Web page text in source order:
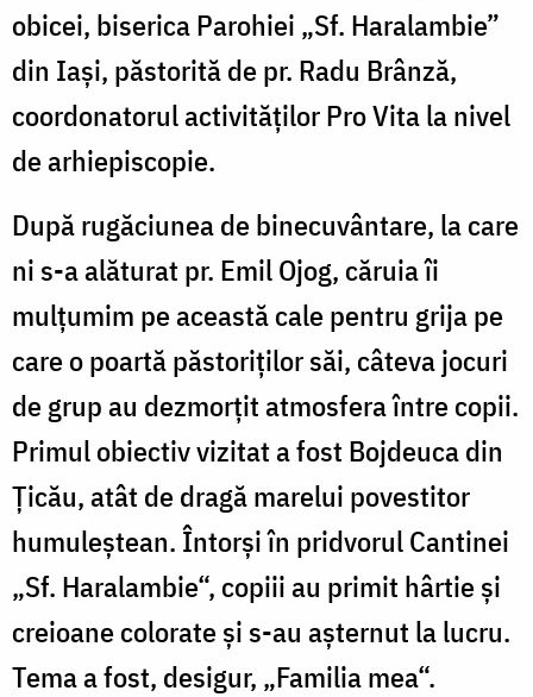
obicei, biserica Parohiei „Sf. Haralambie”
din Iaşi, păstorită de pr. Radu Brânză,
coordonatorul activităţilor Pro Vita la nivel
de arhiepiscopie.
După rugăciunea de binecuvântare, la care
ni s-a alăturat pr. Emil Ojog, căruia îi
mulţumim pe această cale pentru grija pe
care o poartă păstoriţilor săi, câteva jocuri
de grup au dezmorţit atmosfera între copii.
Primul obiectiv vizitat a fost Bojdeuca din
Ţicău, atât de dragă marelui povestitor
humuleştean. Întorşi în pridvorul Cantinei
„Sf. Haralambie“, copiii au primit hârtie şi
creioane colorate şi s-au aşternut la lucru.
Tema a fost, desigur, „Familia mea“.